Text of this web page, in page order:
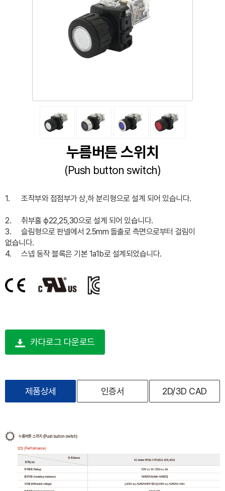
누름버튼 스위치
(Push button switch)
1. 조작부와 접점부가 상,하 분리형으로 설계 되어 있습니다.
2.
취부홀 ϕ22,25,30으로 설계 되어 있습니다.
3.
슬림형으로 판넬에서 2.5mm 돌출로 측면으로부터 걸림이
없습니다.
4.
스넵 동작 블록은 기본 1a1b로 설계되었습니다.
카다로그 다운로드
제품상세 인증서 2D/3D CAD